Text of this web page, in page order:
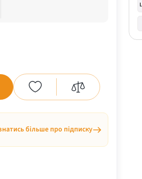
більше про підписку